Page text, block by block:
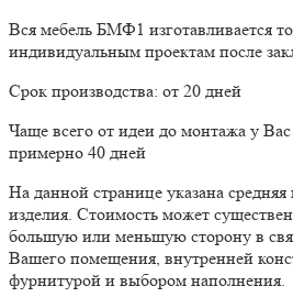
Вся мебель БМФ1 изготавливается
индивидуальным проектам после
Срок производства: от 20 дней
Чаще всего от идеи до монтажа у
примерно 40 дней
На данной странице указана
изделия. Стоимость может
большую или меньшую сторону в
Вашего помещения, внутренней
фурнитурой и выбором наполнения.